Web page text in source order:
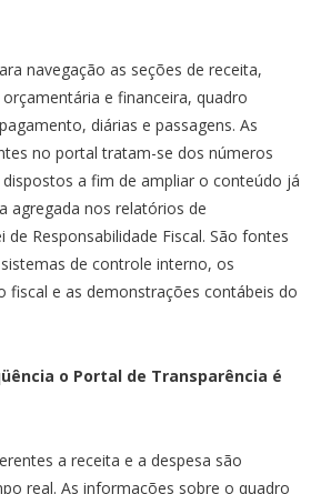
navegação as seções de receita,
e financeira, quadro
diárias e passagens. As
no portal tratam-se dos números
a fim de ampliar o conteúdo já
agregada nos relatórios de
Responsabilidade Fiscal. São fontes
de controle interno, os
fiscal e as demonstrações contábeis do
o Portal de Transparência é
a receita e a despesa são
real. As informações sobre o quadro